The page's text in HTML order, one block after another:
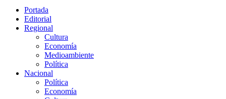
Portada
Editorial
Regional
Cultura
Economía
Medioambiente
Política
Nacional
Política
Economía